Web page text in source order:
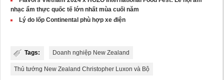
nhạc ẩm thực quốc tế lớn nhất mùa cuối năm
Lý do lốp Continental phù hợp xe điện
Tags: Doanh nghiệp New Zealand
Thủ tướng New Zealand Christopher Luxon và Bộ